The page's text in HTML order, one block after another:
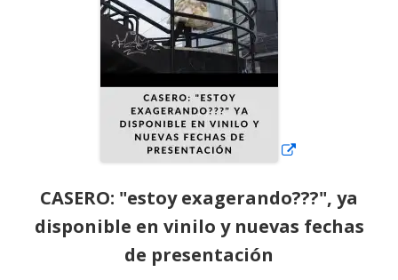
CASERO: "estoy exagerando???", ya
disponible en vinilo y nuevas fechas
de presentación